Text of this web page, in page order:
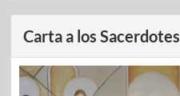
Carta a los Sacerdotes